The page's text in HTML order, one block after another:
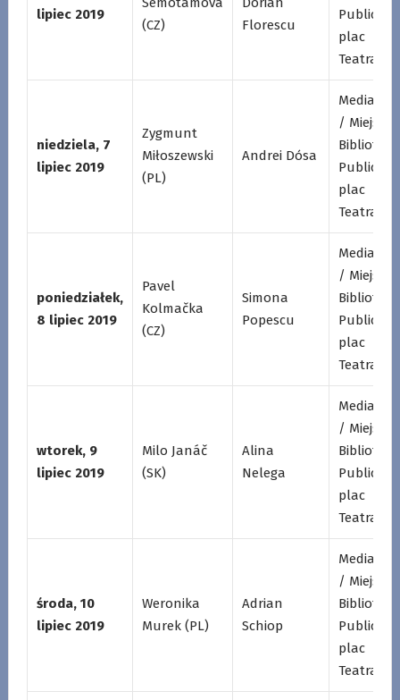
lipiec 2019
(CZ)
Florescu
plac
Teatralny
niedziela, 7
lipiec 2019
Zygmunt
Miłoszewski
(PL)
Andrei Dósa
/ Miejska
Biblioteka
plac
Teatralny
poniedziałek,
8 lipiec 2019
Pavel
Kolmačka
(CZ)
Simona
Popescu
/ Miejska
Biblioteka
plac
Teatralny
wtorek, 9
lipiec 2019
Milo Janáč
(SK)
Alina
Nelega
/ Miejska
Biblioteka
plac
Teatralny
środa, 10
lipiec 2019
Weronika
Murek (PL)
Adrian
Schiop
/ Miejska
Biblioteka
plac
Teatralny